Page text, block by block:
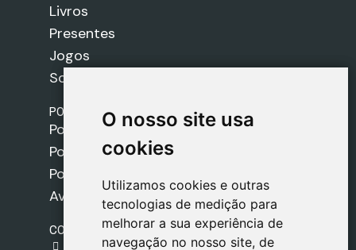
O nosso site usa
cookies
Utilizamos cookies e outras
tecnologias de medição para
melhorar a sua experiência de
navegação no nosso site, de
O nosso site usa
cookies
Utilizamos cookies e outras
tecnologias de medição para
melhorar a sua experiência de
navegação no nosso site, de
Livros
Presentes
Jogos
Sobre nós
POLÍTICAS
Política de Envios
Política de Cookies
Política de Privacidade
Aviso Legal
CONTACTO
gestion@safeliz.com